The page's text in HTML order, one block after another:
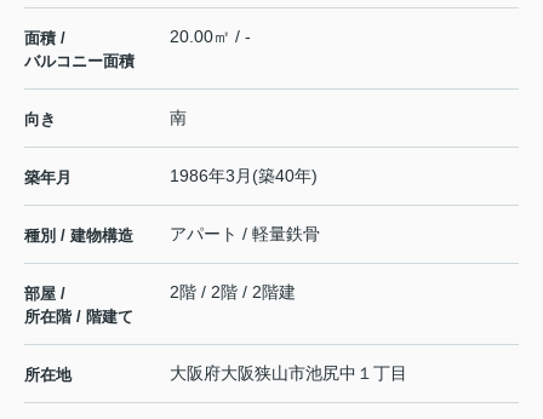
面積 /
バルコニー面積
20.00㎡ / -
向き 南
築年月 1986年3月(築40年)
種別 / 建物構造 アパート / 軽量鉄骨
部屋 /
所在階 / 階建て
2階 / 2階 / 2階建
所在地 大阪府大阪狭山市池尻中 １丁目